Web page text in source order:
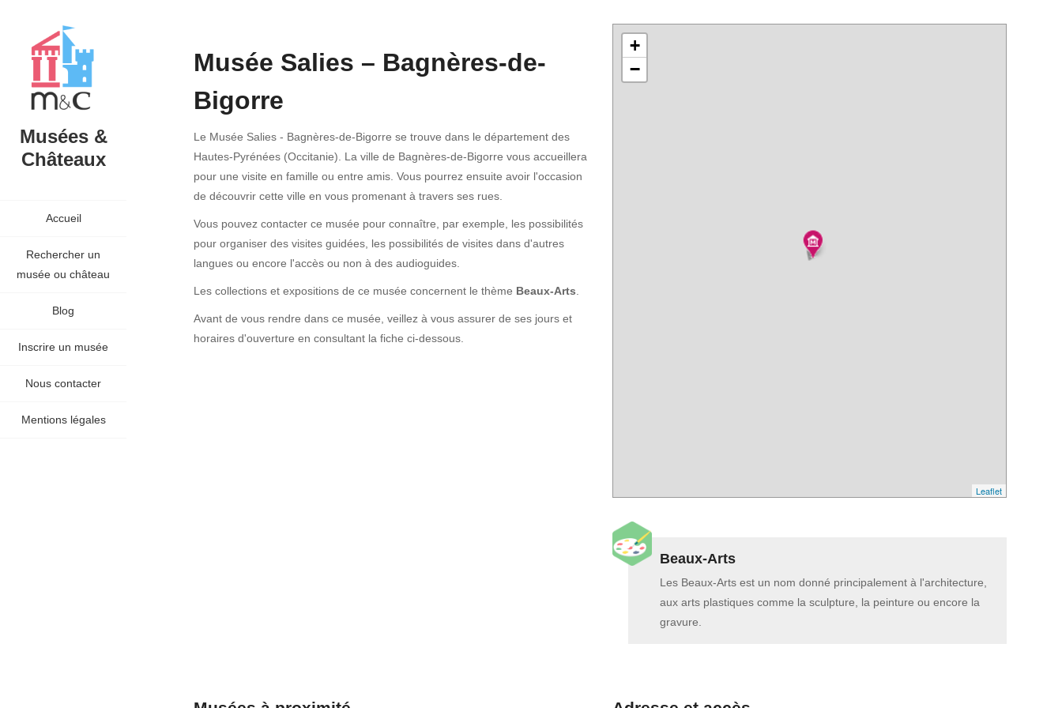
Musées &
Châteaux
Accueil
Rechercher un
musée ou château
Blog
Inscrire un musée
Nous contacter
Mentions légales
Musée Salies – Bagnères-de-
Bigorre
Le Musée Salies - Bagnères-de-Bigorre se trouve dans le département des
Hautes-Pyrénées (Occitanie). La ville de Bagnères-de-Bigorre vous accueillera
pour une visite en famille ou entre amis. Vous pourrez ensuite avoir l'occasion
de découvrir cette ville en vous promenant à travers ses rues.
Vous pouvez contacter ce musée pour connaître, par exemple, les possibilités
pour organiser des visites guidées, les possibilités de visites dans d'autres
langues ou encore l'accès ou non à des audioguides.
Les collections et expositions de ce musée concernent le thème Beaux-Arts
Avant de vous rendre dans ce musée, veillez à vous assurer de ses jours et
horaires d'ouverture en consultant la fiche ci-dessous.
+
−
Leaflet
Beaux-Arts
Les Beaux-Arts est un nom donné principalement à l'architecture,
aux arts plastiques comme la sculpture, la peinture ou encore la
gravure.